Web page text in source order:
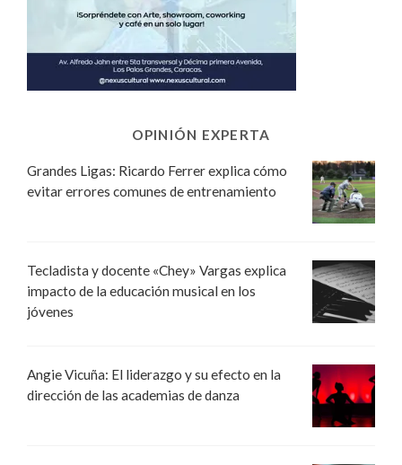
OPINIÓN EXPERTA
Grandes Ligas: Ricardo Ferrer explica cómo
evitar errores comunes de entrenamiento
Tecladista y docente «Chey» Vargas explica
impacto de la educación musical en los
jóvenes
Angie Vicuña: El liderazgo y su efecto en la
dirección de las academias de danza